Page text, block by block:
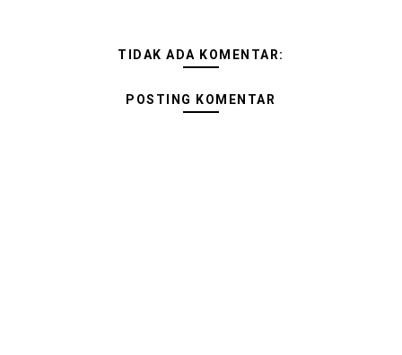
TIDAK ADA KOMENTAR:
POSTING KOMENTAR